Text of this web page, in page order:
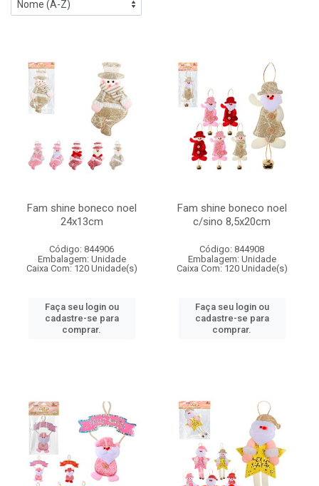
Fam shine boneco noel
24x13cm
Código: 844906
Embalagem: Unidade
Caixa Com: 120 Unidade(s)
Faça seu login ou
cadastre-se para
comprar.
Fam shine boneco noel
c/sino 8,5x20cm
Código: 844908
Embalagem: Unidade
Caixa Com: 120 Unidade(s)
Faça seu login ou
cadastre-se para
comprar.